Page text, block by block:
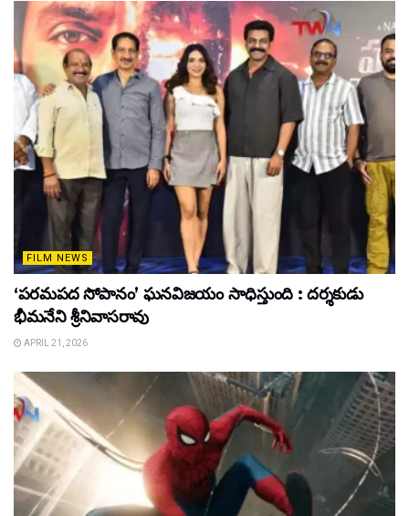
FILM NEWS
‘పరమపద సోపానం’ ఘనవిజయం సాధిస్తుంది : దర్శకుడు
భీమనేని శ్రీనివాసరావు
APRIL 21, 2026